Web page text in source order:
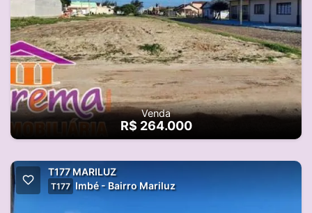
Venda
R$ 264.000
T177 MARILUZ
T177 Imbé - Bairro Mariluz